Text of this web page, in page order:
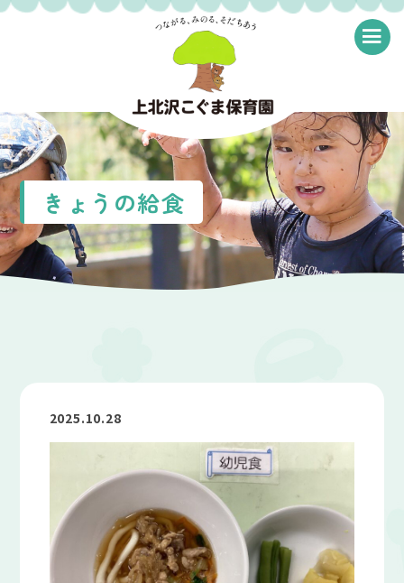
≡
きょうの給食
2025.10.28